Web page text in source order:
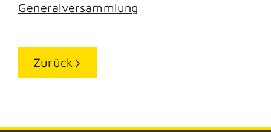
Generalversammlung
Zurück